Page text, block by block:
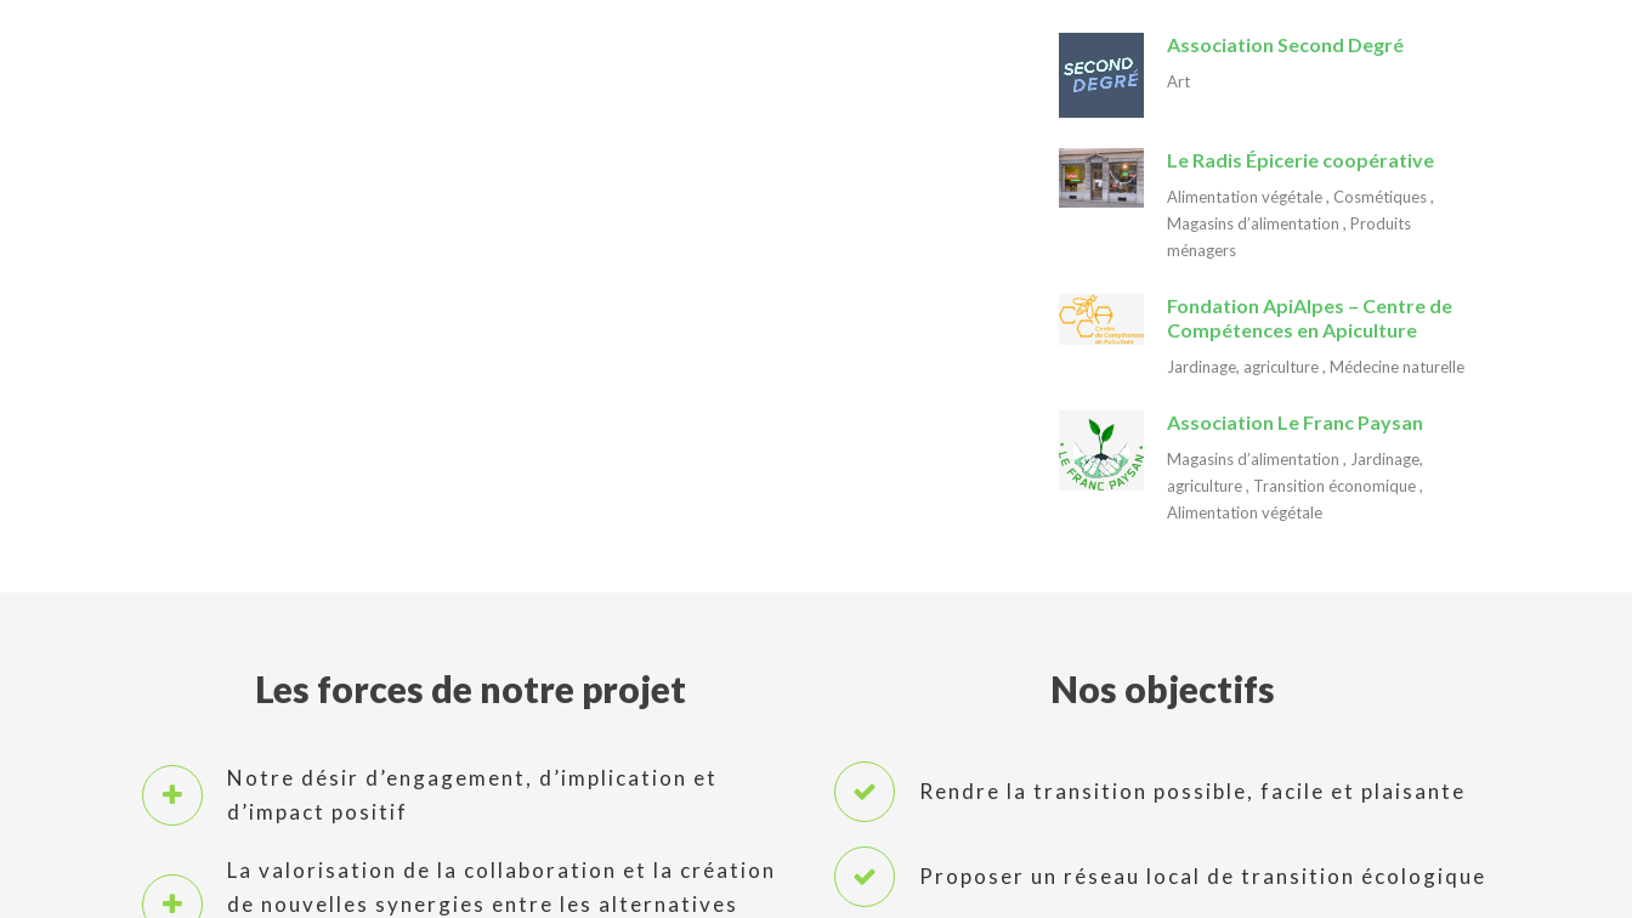
Association Second Degré
Art
Le Radis Épicerie coopérative
Alimentation végétale, Cosmétiques,
Magasins d’alimentation , Produits
ménagers
Fondation ApiAlpes – Centre de
Compétences en Apiculture
Jardinage, agriculture, Médecine naturelle
Association Le Franc Paysan
Magasins d’alimentation , Jardinage,
agriculture, Transition économique,
Alimentation végétale
Les forces de notre projet
Notre désir d’engagement, d’implication et
d’impact positif
La valorisation de la collaboration et la création
de nouvelles synergies entre les alternatives
Nos objectifs
Rendre la transition possible, facile et plaisante
Proposer un réseau local de transition écologique